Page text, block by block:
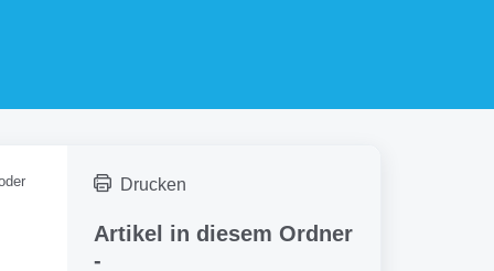
Drucken
Artikel in diesem Ordner
-